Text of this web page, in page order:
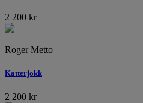
2 200 kr
Roger Metto
Katterjokk
2 200 kr